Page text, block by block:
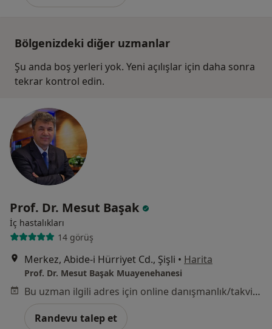
Bölgenizdeki diğer uzmanlar
Şu anda boş yerleri yok. Yeni açılışlar için daha sonra
tekrar kontrol edin.
Prof. Dr. Mesut Başak
İç hastalıkları
14 görüş
Merkez, Abide-i Hürriyet Cd., Şişli • Harita
Prof. Dr. Mesut Başak Muayenehanesi
Bu uzman ilgili adres için online danışmanlık/takvim sunmuyor.
Randevu talep et